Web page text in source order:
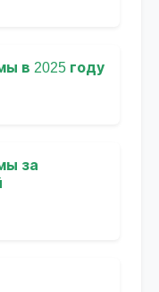
в 2025 году
за